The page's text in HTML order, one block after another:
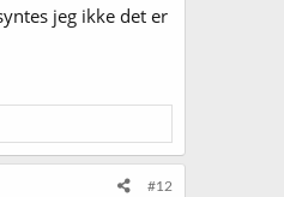
jeg ikke det er
#12